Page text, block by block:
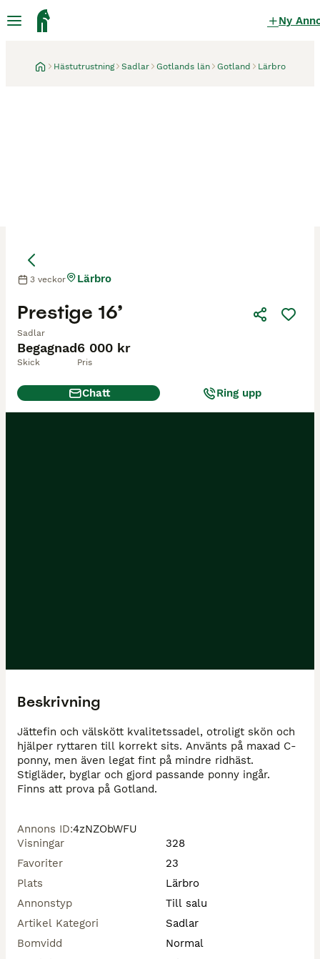
Ny
Hästutrustning Sadlar Gotlands län Gotland Lärbro
Begagnad
Skick
6 000 kr
Pris
Prestige 16’
Sadlar
3 veckor Lärbro
Chatt Ring upp
Beskrivning
Jättefin och välskött kvalitetssadel, otroligt skön och
hjälper ryttaren till korrekt sits. Använts på maxad C-
ponny, men även legat fint på mindre ridhäst.
Stigläder, byglar och gjord passande ponny ingår.
Annons ID:4zNZObWFU
Visningar
328
Favoriter
23
Plats
Lärbro
Annonstyp
Till salu
Artikel Kategori
Sadlar
Bomvidd
Normal